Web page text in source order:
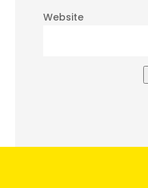
Website